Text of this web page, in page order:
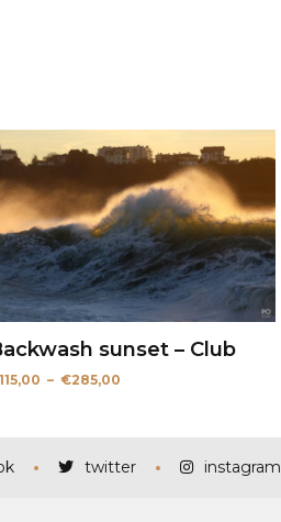
sunset – Club
– €285,00Plage
€285,00
twitter instagram